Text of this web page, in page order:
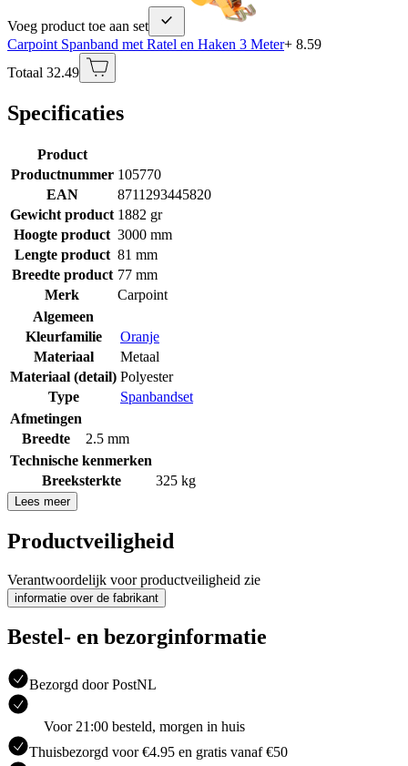
Voeg product toe aan set
Carpoint Spanband met Ratel en Haken 3 Meter+ 8.59
Totaal 32.49
Specificaties
Product
Productnummer 105770
EAN
8711293445820
Gewicht product 1882 gr
Hoogte product 3000 mm
Lengte product 81 mm
Breedte product 77 mm
Merk
Carpoint
Algemeen
Kleurfamilie
Oranje
Materiaal
Metaal
Materiaal (detail) Polyester
Type
Spanbandset
Afmetingen
Breedte
2.5 mm
Technische kenmerken
Breeksterkte
325 kg
Lees meer
Productveiligheid
Verantwoordelijk voor productveiligheid zie
informatie over de fabrikant
Bestel- en bezorginformatie
Bezorgd door PostNL
Voor 21:00 besteld, morgen in huis
Thuisbezorgd voor €4.95 en gratis vanaf €50